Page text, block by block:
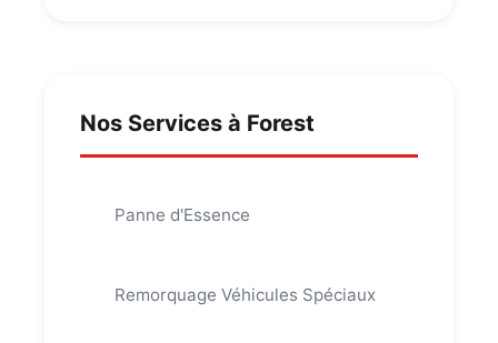
Nos Services à Forest
Panne d'Essence
Remorquage Véhicules Spéciaux